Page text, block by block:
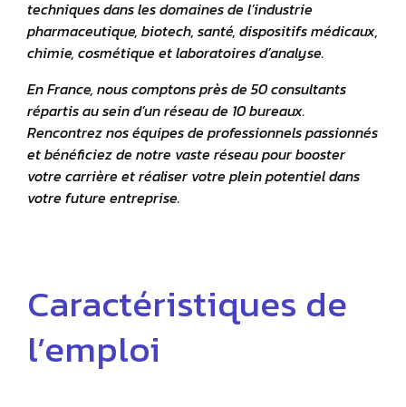
techniques dans les domaines de l’industrie
pharmaceutique, biotech, santé, dispositifs médicaux,
chimie, cosmétique et laboratoires d’analyse.
En France, nous comptons près de 50 consultants
répartis au sein d’un réseau de 10 bureaux.
Rencontrez nos équipes de professionnels passionnés
et bénéficiez de notre vaste réseau pour booster
votre carrière et réaliser votre plein potentiel dans
votre future entreprise.
Caractéristiques de
l’emploi